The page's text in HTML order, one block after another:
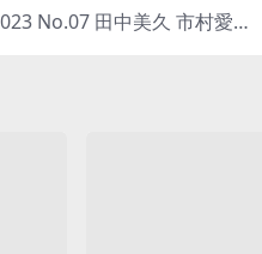
No.07 田中美久 市村愛里